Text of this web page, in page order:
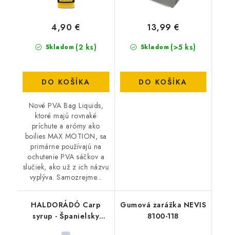
Skladom (2 ks)
4,90 €
DO KOŠÍKA
Nové PVA Bag Liquids,
ktoré majú rovnaké
príchute a arómy ako
boilies MAX MOTION, sa
primárne používajú na
ochutenie PVA sáčkov a
slučiek, ako už z ich názvu
vyplýva. Samozrejme...
Skladom (>5 ks)
13,99 €
DO KOŠÍKA
HALDORÁDÓ Carp
syrup - Španielsky
Gumová zarážka NEVIS
8100-118